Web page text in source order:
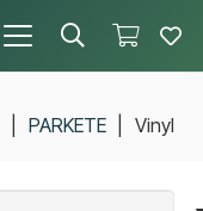
PARKETE Vinyl